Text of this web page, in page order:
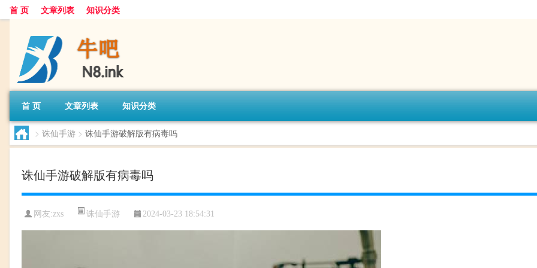
首 页 文章列表 知识分类
首 页 文章列表 知识分类
> 诛仙手游 > 诛仙手游破解版有病毒吗
诛仙手游破解版有病毒吗
网友:zxs 诛仙手游 2024-03-23 18:54:31